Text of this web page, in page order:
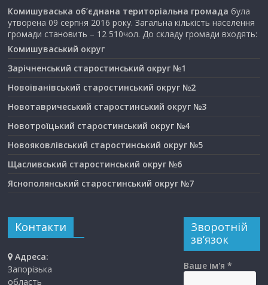
Комишуваська об’єднана територіальна громада була
утворена 09 серпня 2016 року. Загальна кількість населення
громади становить – 12 510чол. До складу громади входять:
Комишуваський округ
Зарічненський старостинський округ №1
Новоіванівський старостинський округ №2
Новотавричеський старостинський округ №3
Новотроїцький старостинський округ №4
Новояковлівський старостинський округ №5
Щасливський старостинський округ №6
Яснополянський старостинський округ №7
Контакти
Адреса:
Запорізька
область
Зворотній
зв’язок
Ваше ім'я *